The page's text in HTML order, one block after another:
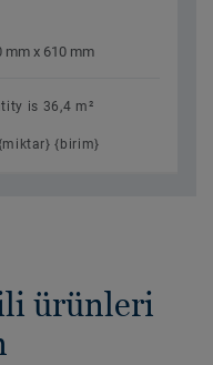
mm x 610 mm
is 36,4 m²
{birim}
ürünleri